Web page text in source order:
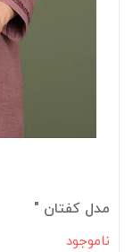
مدل کفتان "
ناموجود